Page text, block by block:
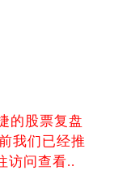
的股票复盘
我们已经推
访问查看..